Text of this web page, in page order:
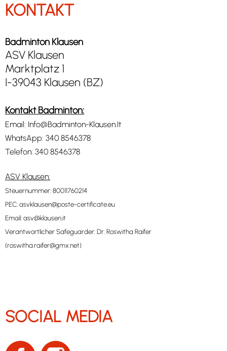
KONTAKT
Badminton Klausen
ASV Klausen
Marktplatz 1
I-39043 Klausen (BZ)
Kontakt Badminton:
Email: Info@Badminton-Klausen.It
WhatsApp: 340 8546378
Telefon: 340 8546378
ASV Klausen:
Steuernummer: 80011760214
PEC:asvklausen@poste-certificate.eu
Email:asv@klausen.it
Verantwortlicher Safeguarder: Dr. Roswitha Raifer
(roswitha.raifer@gmx.net)
SOCIAL MEDIA